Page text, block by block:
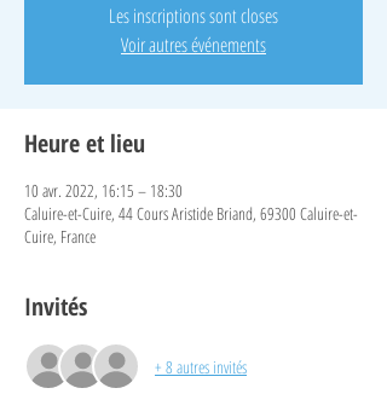
Les inscriptions sont closes
Voir autres événements
Heure et lieu
10 avr. 2022, 16:15 – 18:30
Caluire-et-Cuire, 44 Cours Aristide Briand, 69300 Caluire-et-
Cuire, France
Invités
+ 8 autres invités